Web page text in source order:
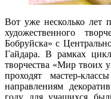
Вот уже несколько лет
художественного
Бобруйска» с
Гайдара. В рамках
творчества «Мир твоих
проходят мастер-
направлениям